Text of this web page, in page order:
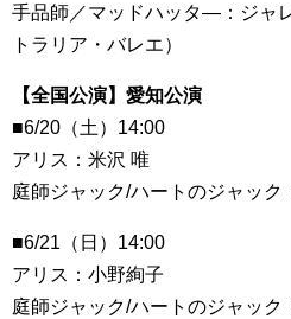
手品師／マッドハッタ―：ジャ
トラリア・バレエ）
【全国公演】愛知公演
■6/20（土）14:00
アリス：米沢 唯
庭師ジャック/ハートのジャック
■6/21（日）14:00
アリス：小野絢子
庭師ジャック/ハートのジャック